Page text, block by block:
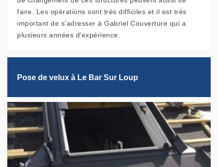
faire. Les opérations sont très difficiles et il est très
important de s'adresser à Gabriel Couverture qui a
plusieurs années d'expérience.
Pose de velux à Le Bar Sur Loup